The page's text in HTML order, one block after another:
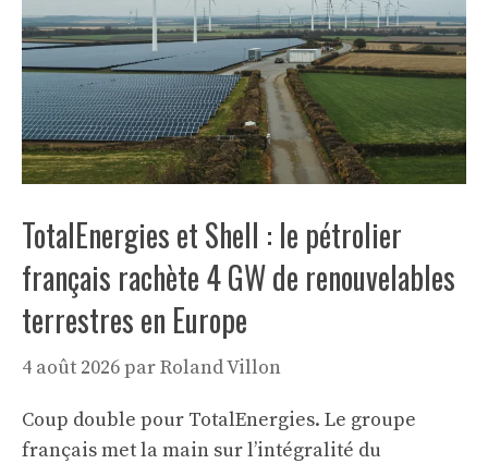
TotalEnergies et Shell : le pétrolier
français rachète 4 GW de renouvelables
terrestres en Europe
4 août 2026parRoland Villon
Coup double pour TotalEnergies. Le groupe
français met la main sur l’intégralité du